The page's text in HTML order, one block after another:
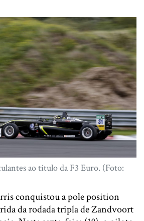
ao título da F3 Euro. (Foto:
conquistou a pole position
da rodada tripla de Zandvoort